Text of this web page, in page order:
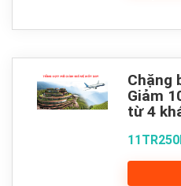
Chặng
Giảm
từ 4